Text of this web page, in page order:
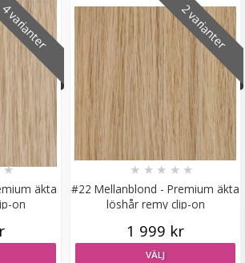
med rosett Vinröd
★ ★ ★ ★
29 kr
59 kr
äkta
on
★
2 varianter
#22 Mellanblond - Premium äkta
löshår remy clip-on
★ ★ ★ ★ ★
1 999 kr
VÄLJ